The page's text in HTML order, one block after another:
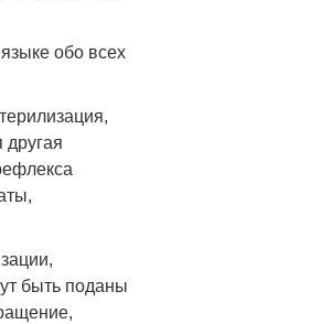
обо всех
быть поданы